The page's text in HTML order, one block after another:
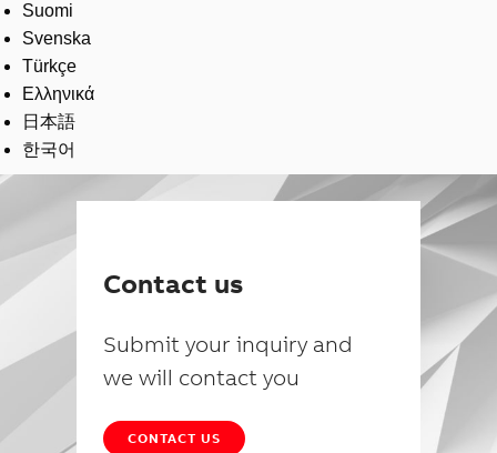
Suomi
Svenska
Türkçe
Ελληνικά
日本語
한국어
Contact us
Submit your inquiry and
we will contact you
CONTACT US